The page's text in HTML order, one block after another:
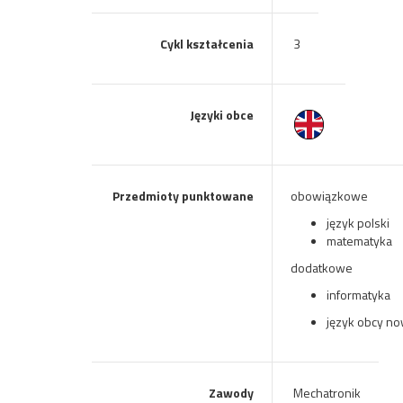
Cykl kształcenia 3
Języki obce
Przedmioty punktowane
obowiązkowe
język polski
matematyka
dodatkowe
informatyka
język obcy
Zawody Mechatronik